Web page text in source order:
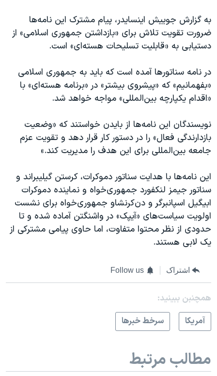
به گزارش جوییش اینسایدر، پیام مشترک این نامه‌ها
ضرورت تقویت تلاش‌ برای «بازداشتن جمهوری اسلامی» از
دستیابی به «قابلیت تسلیحات هسته‌ای» است.
در نامه سناتورها آمده است که باید به جمهوری اسلامی
«بفهمانیم» که «پیشروی‌‌‌ بیشتر» در «برنامه هسته‌ای‌» با
«اقدام یکپارچه بین‌المللی» مواجه خواهد شد.
نویسندگان این نامه‌ها از بایدن خواستند که «وضعیت
بازدارندگی فعال» را در دستور کار قرار دهد و تقویت عزم
جامعه بین‌المللی برای این هدف را مدیریت کند.»
این نامه‌ها با هدایت سناتور دموکرات، کرستن گیلیبراند و
سناتور جیمز لنکفورد جمهوری‌خواه و نماینده دموکرات
ابیگیل اسپانبرگر و دن‌کرنشاو جمهوری‌خواه برای نشست
اولویت‌ سیاست‌های «آیپک» در واشنگتن آماده شده و تا
حدودی از نظر محتوا متفاوت، اما حاوی پیامی مشترکی از
یک لابی هستند.
اشتراک Follow us
همچنبن ببینید:
آمريکا
سرخط خبرها
مطالب مرتبط